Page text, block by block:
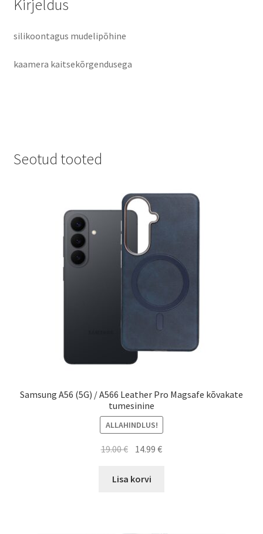
Kirjeldus
silikoontagus mudelipõhine
kaamera kaitsekõrgendusega
Seotud tooted
Samsung A56 (5G) / A566 Leather Pro Magsafe kõvakate
tumesinine
ALLAHINDLUS!
19.00€ Algne
oli:
14.99€Current
Lisa korvi